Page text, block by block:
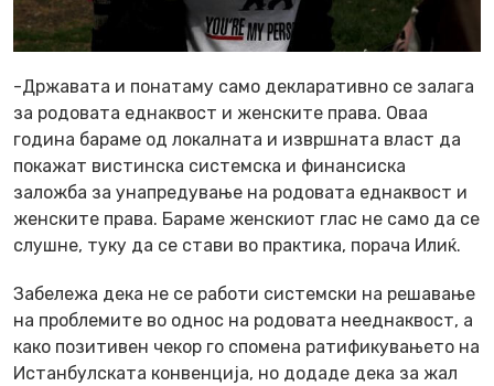
-Државата и понатаму само декларативно се залага
за родовата еднаквост и женските права. Оваа
година бараме од локалната и извршната власт да
покажат вистинска системска и финансиска
заложба за унапредување на родовата еднаквост и
женските права. Бараме женскиот глас не само да се
слушне, туку да се стави во практика, порача Илиќ.
Забележа дека не се работи системски на решавање
на проблемите во однос на родовата нееднаквост, а
како позитивен чекор го спомена ратификувањето на
Истанбулската конвенција, но додаде дека за жал